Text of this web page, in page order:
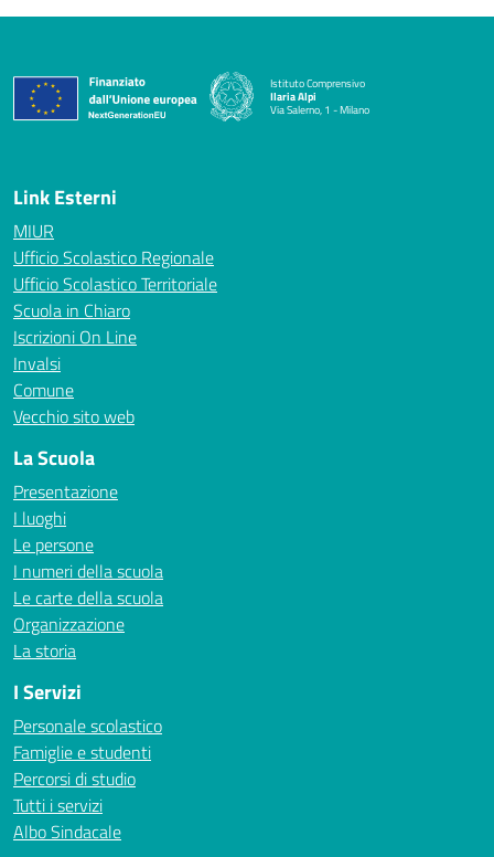
Istituto Comprensivo
Ilaria Alpi
Via Salerno, 1 - Milano
— Visita la pagina iniziale della scuola
Link Esterni
MIUR
Ufficio Scolastico Regionale
Ufficio Scolastico Territoriale
Scuola in Chiaro
Iscrizioni On Line
Invalsi
Comune
Vecchio sito web
La Scuola
Presentazione
I luoghi
Le persone
I numeri della scuola
Le carte della scuola
Organizzazione
La storia
I Servizi
Personale scolastico
Famiglie e studenti
Percorsi di studio
Tutti i servizi
Albo Sindacale